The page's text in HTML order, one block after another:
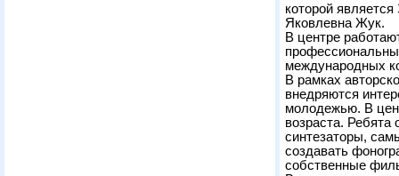
которой
Яковлевна Жук.
В центре
международных
В рамках
внедряются
молодежью. В
возраста. Ребята
синтезаторы,
создавать
собственные